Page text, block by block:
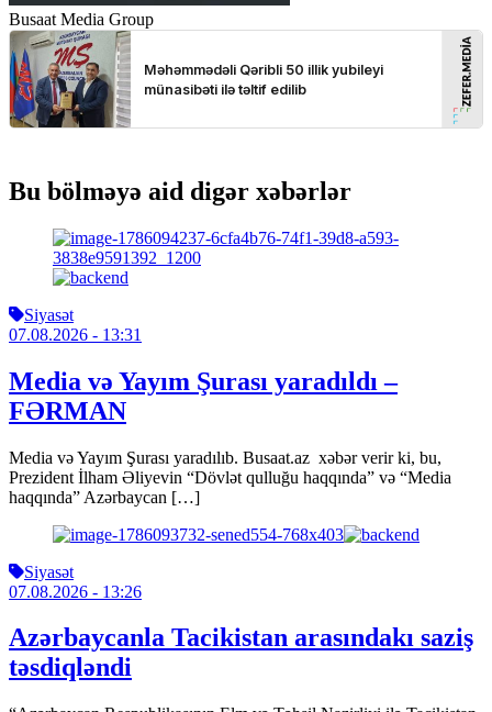
Busaat Media Group
Bu bölməyə aid digər xəbərlər
Siyasət
07.08.2026 - 13:31
Media və Yayım Şurası yaradıldı –
FƏRMAN
Media və Yayım Şurası yaradılıb. Busaat.az xəbər verir ki, bu,
Prezident İlham Əliyevin “Dövlət qulluğu haqqında” və “Media
haqqında” Azərbaycan […]
Siyasət
07.08.2026 - 13:26
Azərbaycanla Tacikistan arasındakı saziş
təsdiqləndi